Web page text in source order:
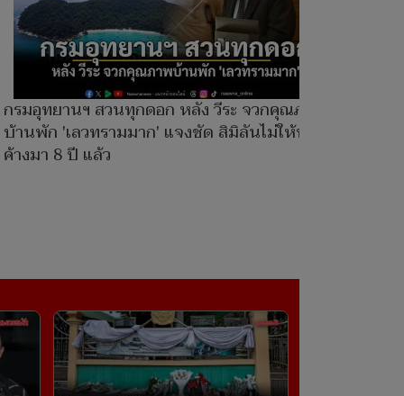
กรมอุทยานฯ สวนทุกดอก หลัง วีระ จวกคุณภาพ
บ้านพัก 'เลวทรามมาก' แจงชัด สิมิลันไม่ให้พัก
ค้างมา 8 ปี แล้ว